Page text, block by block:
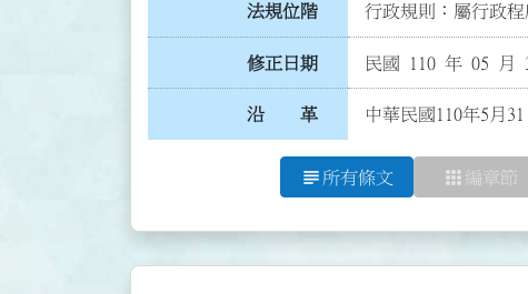
法規位階 行政規則：屬行政
修正日期 民國 110 年 05 月
沿 革 中華民國110年5月
subject 所有條文 apps 編章節